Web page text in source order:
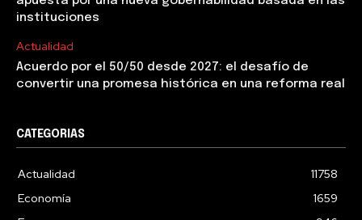
instituciones
Actualidad
Acuerdo por el 50/50 desde 2027: el desafío de
convertir una promesa histórica en una reforma real
CATEGORIAS
Actualidad
11758
Economía
1659